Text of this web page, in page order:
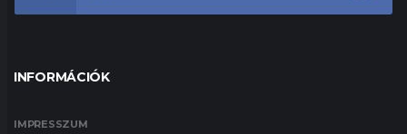
INFORMÁCIÓK
IMPRESSZUM